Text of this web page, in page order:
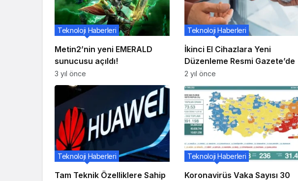
Metin2’nin yeni EMERALD
sunucusu açıldı!
Teknoloji Haberleri
3 yıl önce
İkinci El Cihazlara Yeni
Düzenleme Resmi Gazete’de
Teknoloji Haberleri
2 yıl önce
Tam Teknik Özelliklere Sahip
Teknoloji Haberleri
Koronavirüs Vaka Sayısı 30
Teknoloji Haberleri